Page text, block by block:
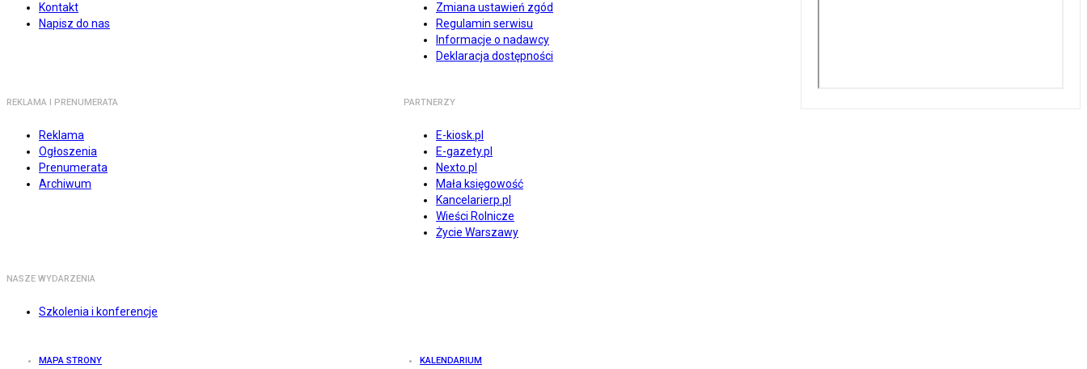
Kontakt
Napisz do nas
Zmiana ustawień zgód
Regulamin serwisu
Informacje o nadawcy
Deklaracja dostępności
REKLAMA I PRENUMERATA
Reklama
Ogłoszenia
Prenumerata
Archiwum
PARTNERZY
E-kiosk.pl
E-gazety.pl
Nexto.pl
Mała księgowość
Kancelarierp.pl
Wieści Rolnicze
Życie Warszawy
NASZE WYDARZENIA
Szkolenia i konferencje
MAPA STRONY KALENDARIUM